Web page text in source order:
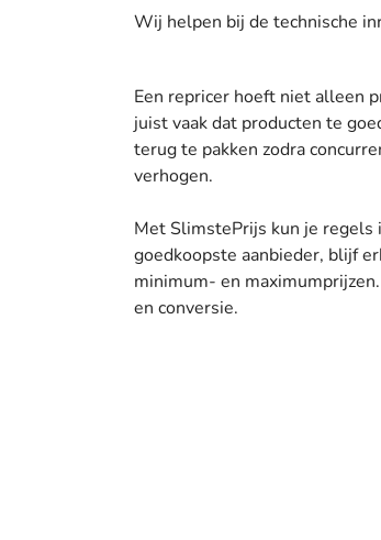
Wij helpen bij de technische
Een repricer hoeft niet alleen
juist vaak dat producten te
terug te pakken zodra
verhogen.
Met SlimstePrijs kun je regels
goedkoopste aanbieder, blijf
minimum- en
en conversie.